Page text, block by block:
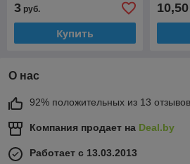
3 руб.
Купить
10,50
О нас
92% положительных из 13
Компания продает на Deal.by
Работает с 13.03.2013